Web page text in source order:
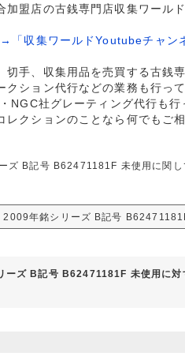
盟店の古銭専門店収集ワール
「収集ワールドYoutubeチャン
手、収集用品を売買する古銭専
ション代行などの業務も行って
NGC社グレーティング代行も行
クションのことなら何でもご相
ズ B記号 B62471181F 未使用に関し
2009年銘シリーズ B記号
ーズ B記号 B62471181F 未使用に対